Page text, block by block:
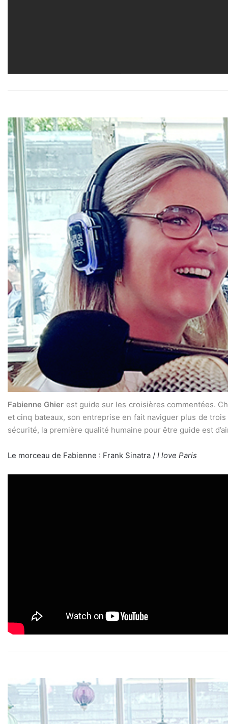
Fabienne Ghier est guide sur les croisières commentées.
et cinq bateaux, son entreprise en fait naviguer plus de
sécurité, la première qualité humaine pour être guide est
Le morceau de Fabienne : Frank Sinatra / I love Paris